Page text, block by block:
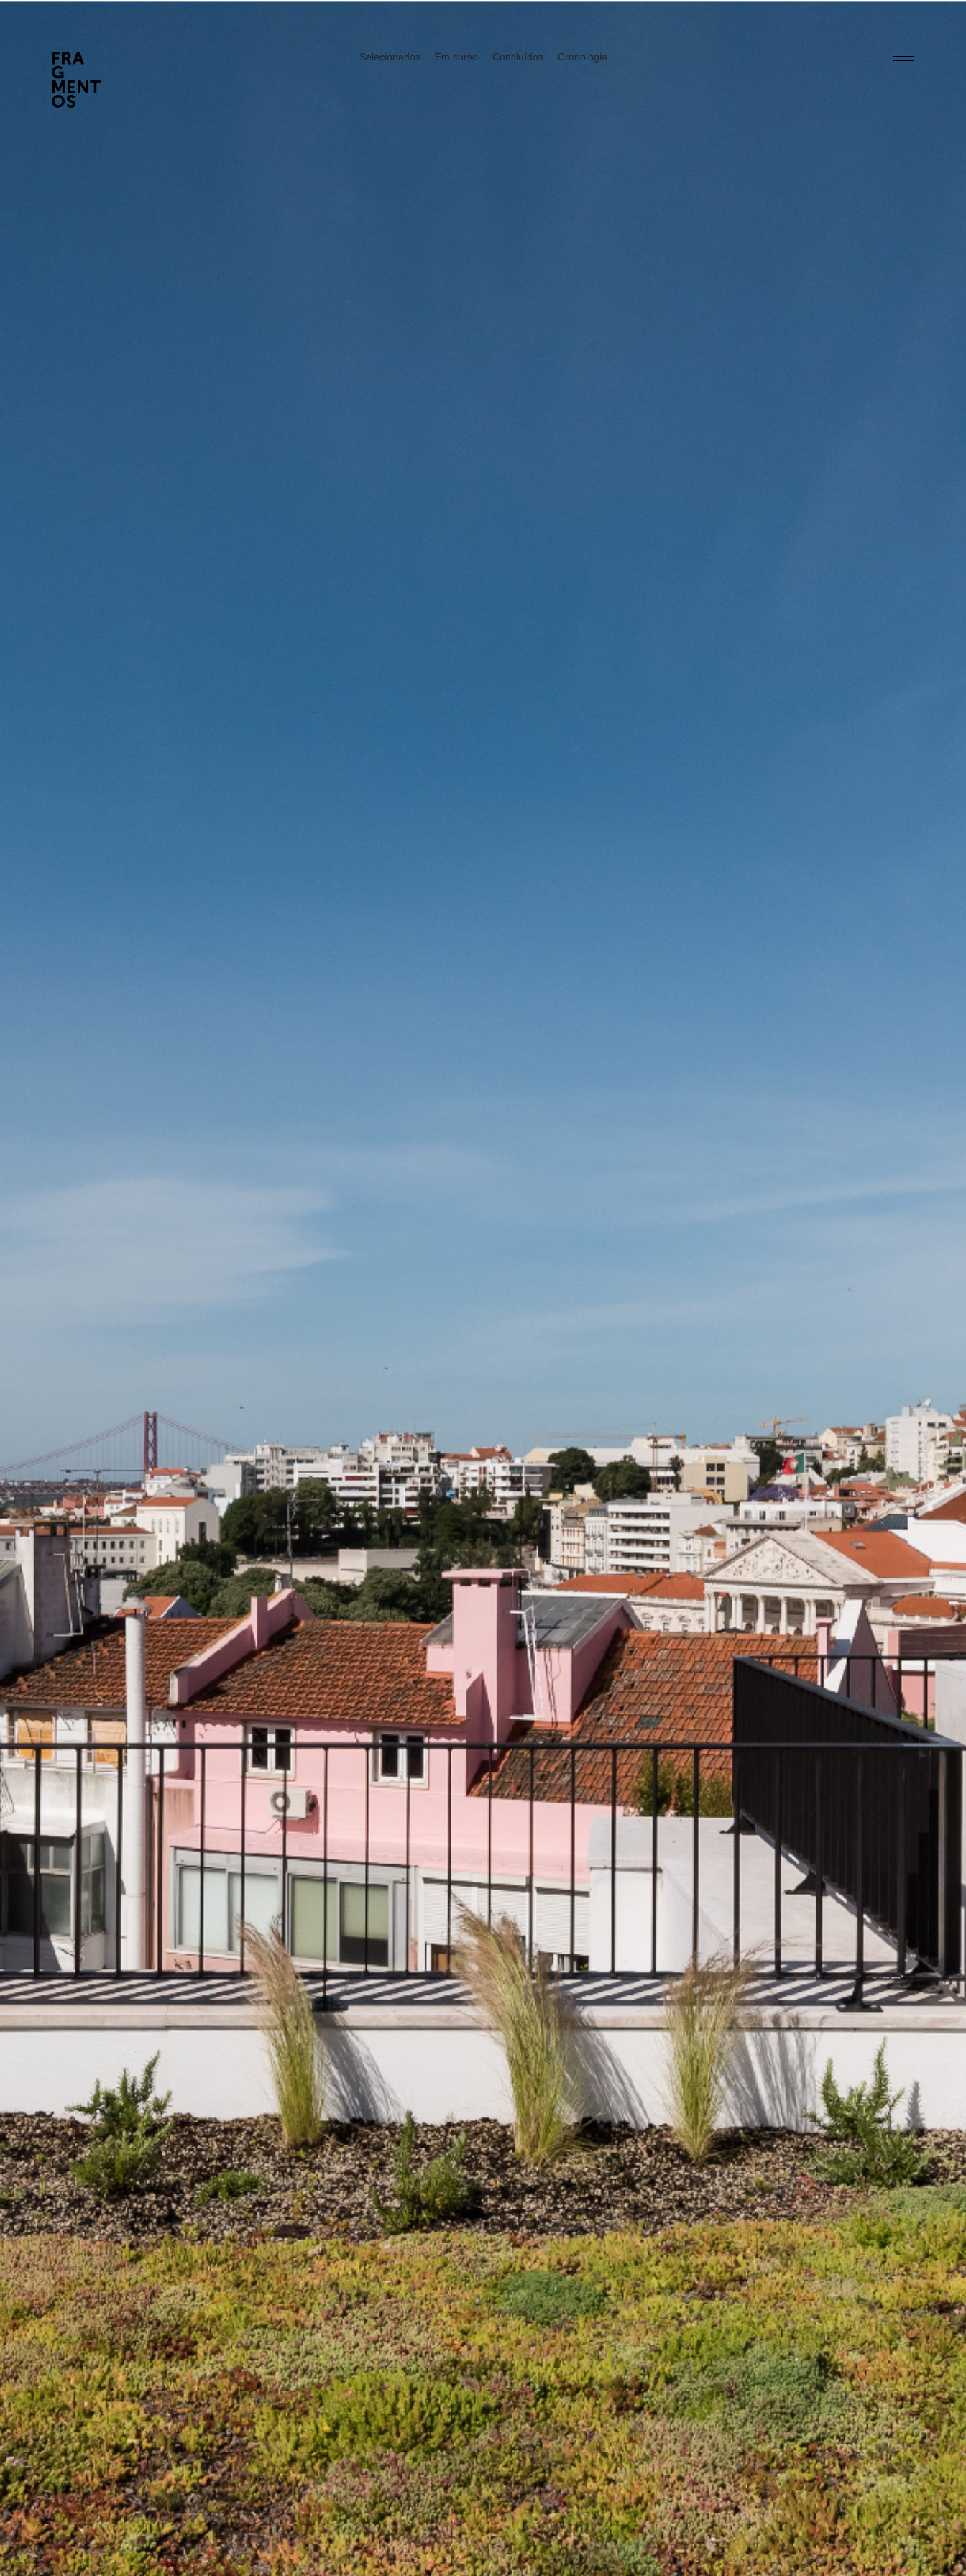
Selecionados Em curso Concluídos Cronologia